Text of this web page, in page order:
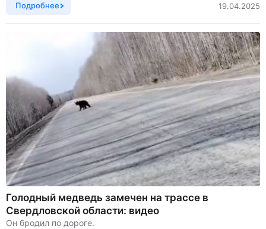
Подробнее 19.04.2025
Голодный медведь замечен на трассе в
Свердловской области: видео
Он бродил по дороге.